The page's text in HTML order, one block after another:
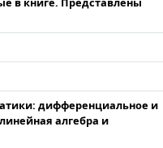
дифференциальное и
алгебра и